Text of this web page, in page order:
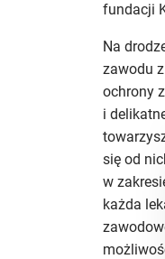
fundacji
Na
zawodu
ochrony
i
się od
w
każda